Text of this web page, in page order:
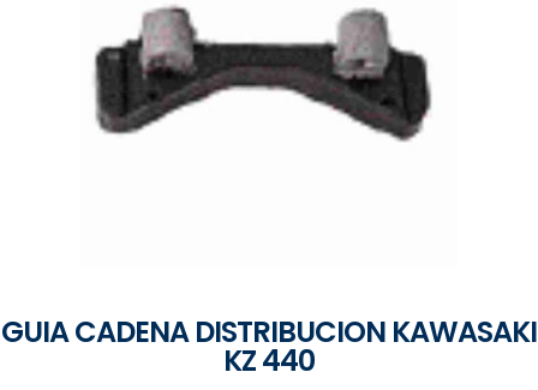
GUIA CADENA DISTRIBUCION KAWASAKI
KZ 440